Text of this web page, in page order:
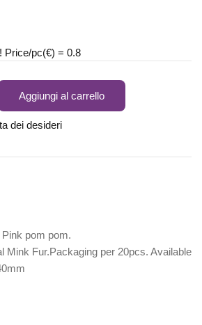
Price/pc(€) = 0.8
Aggiungi al carrello
dei desideri
pom pom.
Mink Fur.Packaging per 20pcs. Available